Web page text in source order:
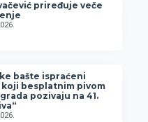
priređuje veče
bašte ispraćeni
besplatnim pivom
pozivaju na 41.